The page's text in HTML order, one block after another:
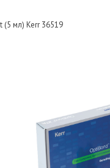
мл) Kerr 36519